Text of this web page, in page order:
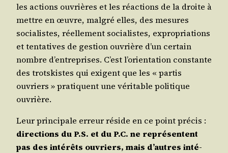
les actions ouvrières et les réac­tions de la droite à
mettre en œuvre, mal­gré elles, des mesures
socia­listes, réel­le­ment socia­listes, expro­pria­tions
et ten­ta­tives de ges­tion ouvrière d’un cer­tain
nombre d’entreprises. C’est l’orientation constante
des trots­kistes qui exigent que les « par­tis
ouvriers » pra­tiquent une véri­table poli­tique
ouvrière.
Leur prin­ci­pale erreur réside en ce point pré­cis :
direc­tions du P.S. et du P.C. ne repré­sentent
pas des inté­rêts ouvriers, mais d’autres inté­